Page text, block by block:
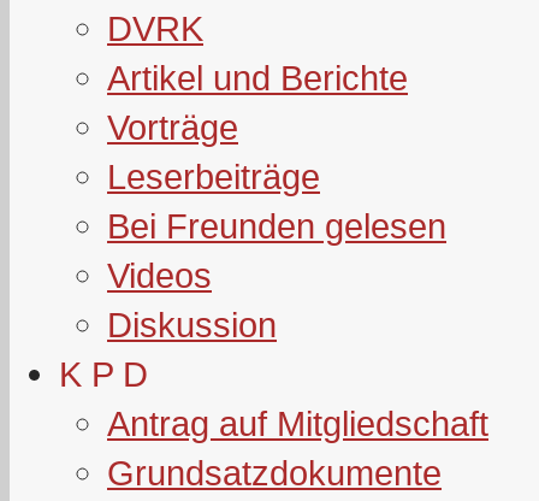
DVRK
Artikel und Berichte
Vorträge
Leserbeiträge
Bei Freunden gelesen
Videos
Diskussion
K P D
Antrag auf Mitgliedschaft
Grundsatzdokumente